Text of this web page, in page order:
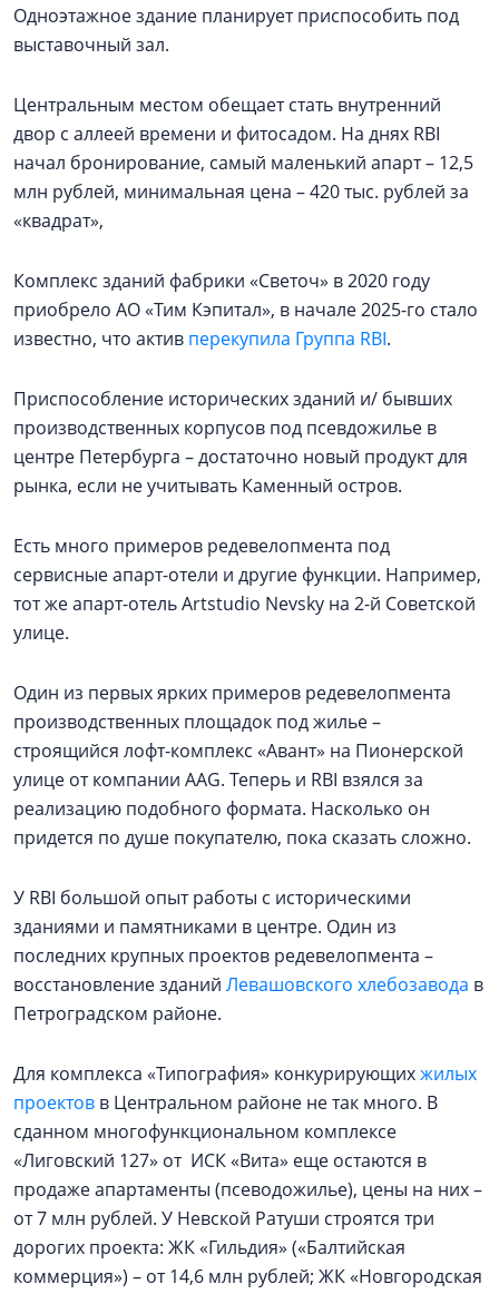
Одноэтажное здание планирует приспособить под
выставочный зал.
Центральным местом обещает стать внутренний
двор с аллеей времени и фитосадом. На днях RBI
начал бронирование, самый маленький апарт – 12,5
млн рублей, минимальная цена – 420 тыс. рублей за
«квадрат»,
Комплекс зданий фабрики «Светоч» в 2020 году
приобрело АО «Тим Кэпитал», в начале 2025-го стало
известно, что актив перекупила Группа RBI.
Приспособление исторических зданий и/ бывших
производственных корпусов под псевдожилье в
центре Петербурга – достаточно новый продукт для
рынка, если не учитывать Каменный остров.
Есть много примеров редевелопмента под
сервисные апарт-отели и другие функции. Например,
тот же апарт-отель Artstudio Nevsky на 2-й Советской
улице.
Один из первых ярких примеров редевелопмента
производственных площадок под жилье –
строящийся лофт-комплекс «Авант» на Пионерской
улице от компании AAG. Теперь и RBI взялся за
реализацию подобного формата. Насколько он
придется по душе покупателю, пока сказать сложно.
У RBI большой опыт работы с историческими
зданиями и памятниками в центре. Один из
последних крупных проектов редевелопмента –
восстановление зданий Левашовского хлебозавода в
Петроградском районе.
Для комплекса «Типография» конкурирующихжилых
проектов в Центральном районе не так много. В
сданном многофункциональном комплексе
«Лиговский 127» от ИСК «Вита» еще остаются в
продаже апартаменты (псеводожилье), цены на них –
от 7 млн рублей. У Невской Ратуши строятся три
дорогих проекта: ЖК «Гильдия» («Балтийская
коммерция») – от 14,6 млн рублей; ЖК «Новгородская